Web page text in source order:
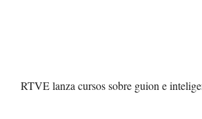
RTVE lanza cursos sobre guion e